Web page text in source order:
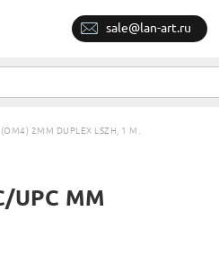
sale@lan-art.ru
2MM DUPLEX LSZH, 1 М.
UPC MM